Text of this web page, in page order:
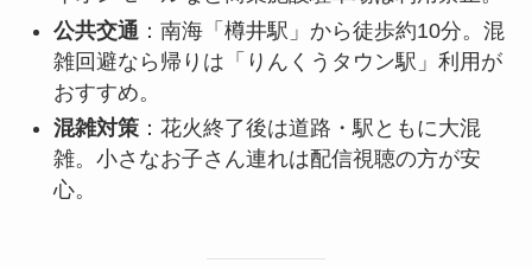
公共交通 ：南海「樽井駅」から徒歩約10分。混
雑回避なら帰りは「りんくうタウン駅」利用が
おすすめ。
混雑対策：花火終了後は道路・駅ともに大混
雑。小さなお子さん連れは配信視聴の方が安
心。